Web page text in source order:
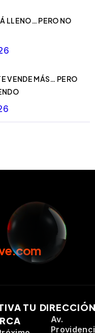
LLENO… PERO NO
VENDE MÁS… PERO
TU
Av.